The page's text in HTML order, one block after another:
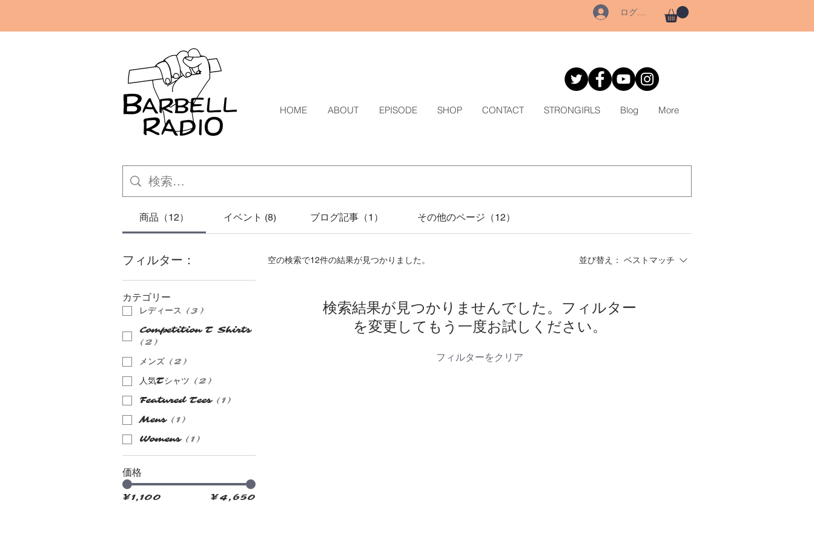
ログイン
HOME ABOUT EPISODE SHOP CONTACT STRONGIRLS Blog More
商品（12） イベント (8) ブログ記事（1） その他のページ（12）
フィルター：
カテゴリー
レディース (3 )
Competition T Shirts
(2 )
メンズ (2 )
人気Tシャツ (2 )
Featured Tees (1)
Mens (1)
Womens (1)
価格
¥1,100 ¥4,650
空の検索で12件の結果が見つかりました。 並び替え： ベストマッチ
検索結果が見つかりませんでした。フィルター
を変更してもう一度お試しください。
フィルターをクリア